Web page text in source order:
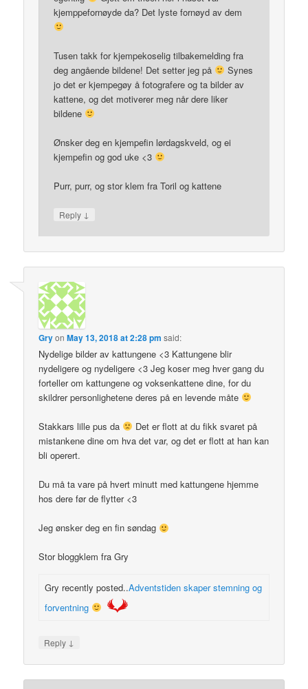
kjemppefornøyde da? Det lyste fornøyd av dem
Tusen takk for kjempekoselig tilbakemelding fra
deg angående bildene! Det setter jeg på
Synes
jo det er kjempegøy å fotografere og ta bilder av
kattene, og det motiverer meg når dere liker
bildene
Ønsker deg en kjempefin lørdagskveld, og ei
kjempefin og god uke <3
Purr, purr, og stor klem fra Toril og kattene
Reply ↓
GryonMay 13, 2018 at 2:28 pm said:
Nydelige bilder av kattungene <3 Kattungene blir
nydeligere og nydeligere <3 Jeg koser meg hver gang du
forteller om kattungene og voksenkattene dine, for du
skildrer personlighetene deres på en levende måte
Stakkars lille pus da
Det er flott at du fikk svaret på
mistankene dine om hva det var, og det er flott at han kan
bli operert.
Du må ta vare på hvert minutt med kattungene hjemme
hos dere før de flytter <3
Jeg ønsker deg en fin søndag
Stor bloggklem fra Gry
Gry recently posted..Adventstiden skaper stemning og
forventning
Reply ↓